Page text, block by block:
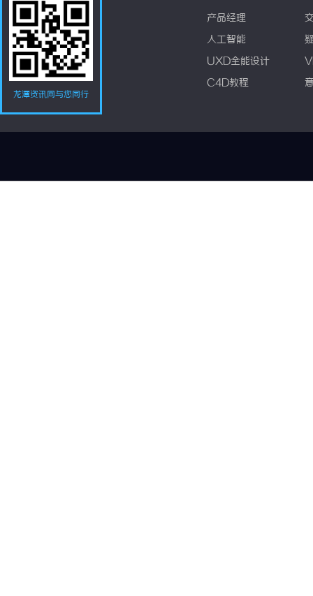
龙潭资讯网与您同行
产品经理
人工智能
UXD全能设计
C4D教程